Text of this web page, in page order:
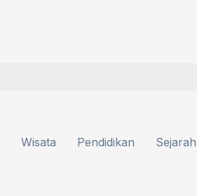
Wisata Pendidikan Sejarah